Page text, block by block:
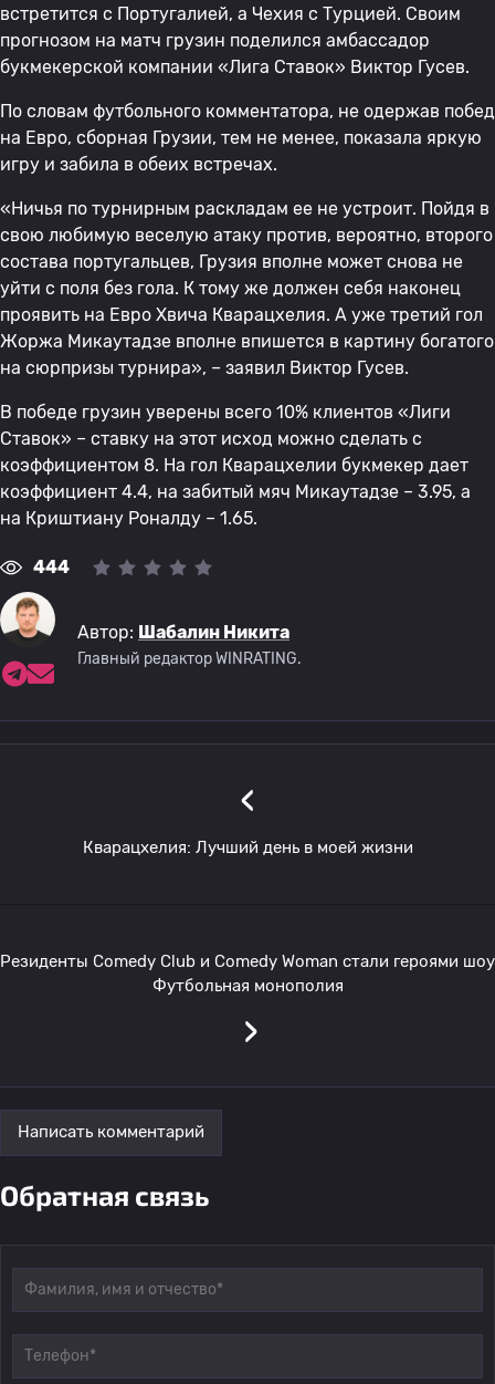
встретится с Португалией, а Чехия с Турцией. Своим
прогнозом на матч грузин поделился амбассадор
букмекерской компании «Лига Ставок» Виктор Гусев.
По словам футбольного комментатора, не одержав побед
на Евро, сборная Грузии, тем не менее, показала яркую
игру и забила в обеих встречах.
«Ничья по турнирным раскладам ее не устроит. Пойдя в
свою любимую веселую атаку против, вероятно, второго
состава португальцев, Грузия вполне может снова не
уйти с поля без гола. К тому же должен себя наконец
проявить на Евро Хвича Кварацхелия. А уже третий гол
Жоржа Микаутадзе вполне впишется в картину богатого
на сюрпризы турнира», – заявил Виктор Гусев.
В победе грузин уверены всего 10% клиентов «Лиги
Ставок» – ставку на этот исход можно сделать с
коэффициентом 8. На гол Кварацхелии букмекер дает
коэффициент 4.4, на забитый мяч Микаутадзе – 3.95, а
на Криштиану Роналду – 1.65.
444
Автор: Шабалин Никита
Главный редактор WINRATING.
‹
Кварацхелия: Лучший день в моей жизни
Резиденты Comedy Club и Comedy Woman стали героями шоу
Футбольная монополия
›
Написать комментарий
Обратная связь